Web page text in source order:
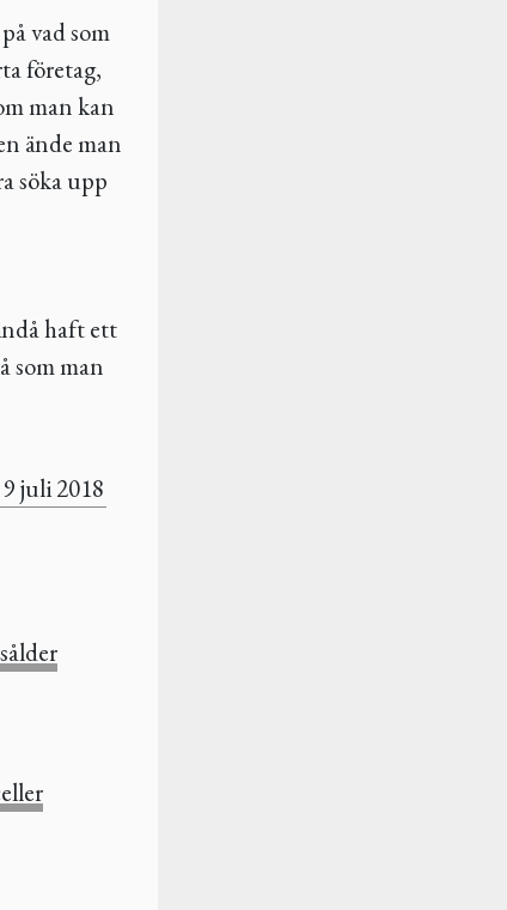
vad som
företag,
man kan
ände man
söka upp
haft ett
som man
9 juli 2018